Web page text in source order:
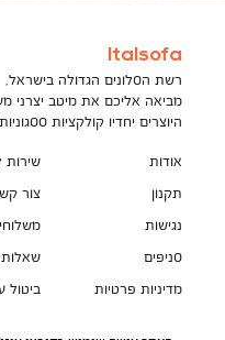
Italsofa
רשת הסלונים הגדולה בישראל,
מביאה אליכם את מיטב יצרני
היוצרים יחדיו קולקציות
אודות
תקנון
נגישות
סניפים
מדיניות פרטיות
שירות
צור
שאלות
ביטול